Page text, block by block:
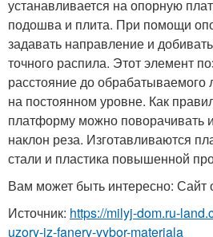
устанавливается на опорную
подошва и плита. При помощи
задавать направление и
точного распила. Этот элемент
расстояние до обрабатываемого
на постоянном уровне. Как
платформу можно поворачивать и
наклон реза. Изготавливаются
стали и пластика повышенной
Вам может быть интересно: Сайт
Источник: https://milyj-dom.ru-
uzory-iz-fanery-vybor-materiala